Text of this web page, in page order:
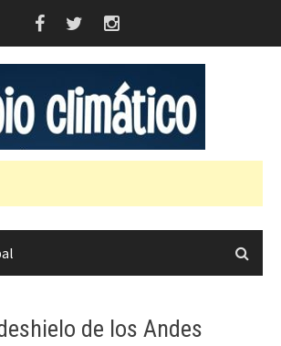
de los Andes